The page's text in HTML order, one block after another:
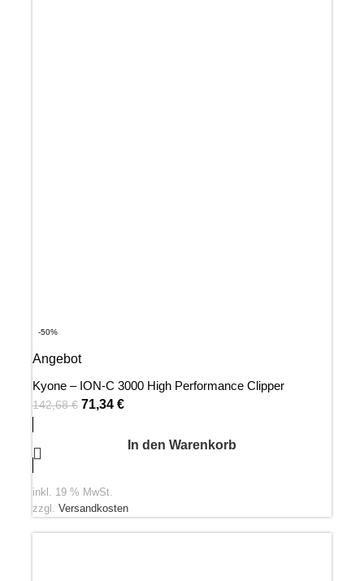
-50%
Angebot
Kyone – ION-C 3000 High Performance Clipper
142,68€ 71,34 €
In den Warenkorb
inkl. 19 % MwSt.
zzgl. Versandkosten